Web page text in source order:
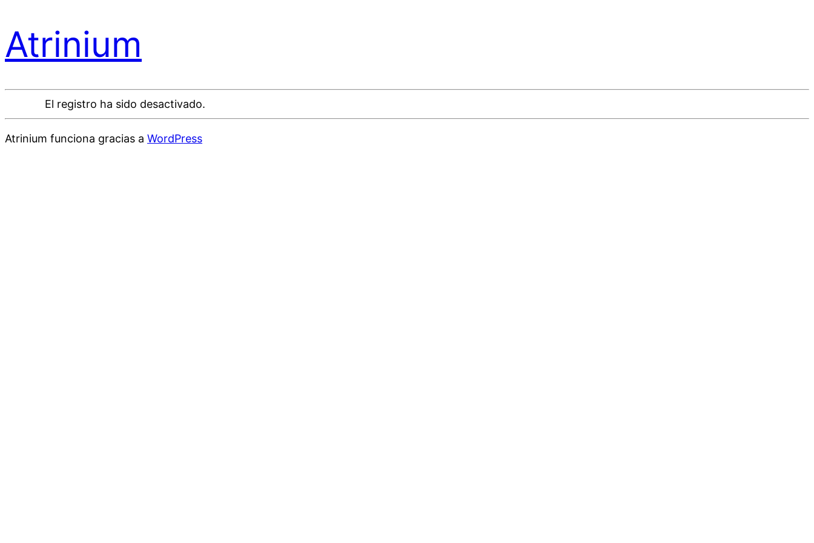
Atrinium
El registro ha sido desactivado.
Atrinium funciona gracias a WordPress